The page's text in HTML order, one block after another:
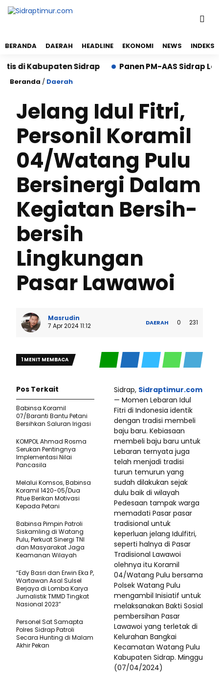
BERANDA DAERAH HEADLINE EKONOMI NEWS INDEKS
Kabupaten Sidrap Panen PM-AAS Sidrap
Beranda / Daerah
Jelang Idul Fitri,
Personil Koramil
04/Watang Pulu
Bersinergi Dalam
Kegiatan Bersih-
bersih
Lingkungan
Pasar Lawawoi
Masrudin
7 Apr 2024 11:12
DAERAH 0 231
1 MENIT MEMBACA
Sidrap, Sidraptimur.com
— Momen Lebaran Idul
Fitri di Indonesia identik
dengan tradisi membeli
baju baru. Kebiasaan
membeli baju baru untuk
Lebaran ternyata juga
telah menjadi tradisi
turun temurun yang
sudah dilakukan sejak
dulu baik di wilayah
Pedesaan tampak warga
memadati Pasar pasar
tradisional untuk
keperluan jelang Idulfitri,
seperti halnya di Pasar
Tradisional Lawawoi
olehnya itu Koramil
04/Watang Pulu bersama
Polsek Watang Pulu
mengambil Inisiatif untuk
melaksanakan Bakti Sosial
pembersihan Pasar
Lawawoi yang terletak di
Kelurahan Bangkai
Kecamatan Watang Pulu
Kabupaten Sidrap. Minggu
(07/04/2024)
Pos Terkait
Babinsa Koramil
07/Baranti Bantu Petani
Bersihkan Saluran Irigasi
KOMPOL Ahmad Rosma
Serukan Pentingnya
Implementasi Nilai
Pancasila
Melalui Komsos, Babinsa
Koramil 1420-05/Dua
Pitue Berikan Motivasi
Kepada Petani
Babinsa Pimpin Patroli
Siskamling di Watang
Pulu, Perkuat Sinergi TNI
dan Masyarakat Jaga
Keamanan Wilayah
“Edy Basri dan Erwin Eka P,
Wartawan Asal Sulsel
Berjaya di Lomba Karya
Jurnalistik TMMD Tingkat
Nasional 2023”
Personel Sat Samapta
Polres Sidrap Patroli
Secara Hunting di Malam
Akhir Pekan